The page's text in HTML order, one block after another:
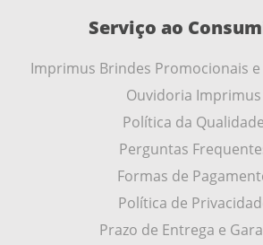
Serviço ao
Imprimus Brindes Promocionais e
Ouvidoria Imprimus
Política da Qualidade
Perguntas
Formas de
Política de
Prazo de Entrega e